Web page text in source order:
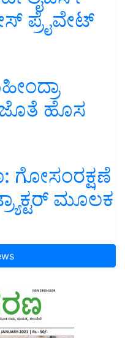
ಪ್ರೈವೇಟ್
ಹೊಸ
ಗೋಸಂರಕ್ಷಣೆ
ಮೂಲಕ